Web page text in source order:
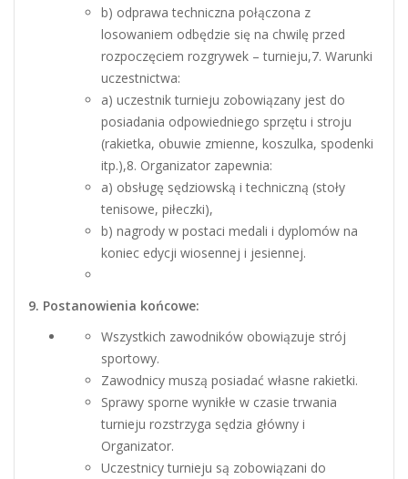
b) odprawa techniczna połączona z
losowaniem odbędzie się na chwilę przed
rozpoczęciem rozgrywek – turnieju,7. Warunki
uczestnictwa:
a) uczestnik turnieju zobowiązany jest do
posiadania odpowiedniego sprzętu i stroju
(rakietka, obuwie zmienne, koszulka, spodenki
itp.),8. Organizator zapewnia:
a) obsługę sędziowską i techniczną (stoły
tenisowe, piłeczki),
b) nagrody w postaci medali i dyplomów na
koniec edycji wiosennej i jesiennej.
9. Postanowienia końcowe:
Wszystkich zawodników obowiązuje strój
sportowy.
Zawodnicy muszą posiadać własne rakietki.
Sprawy sporne wynikłe w czasie trwania
turnieju rozstrzyga sędzia główny i
Organizator.
Uczestnicy turnieju są zobowiązani do